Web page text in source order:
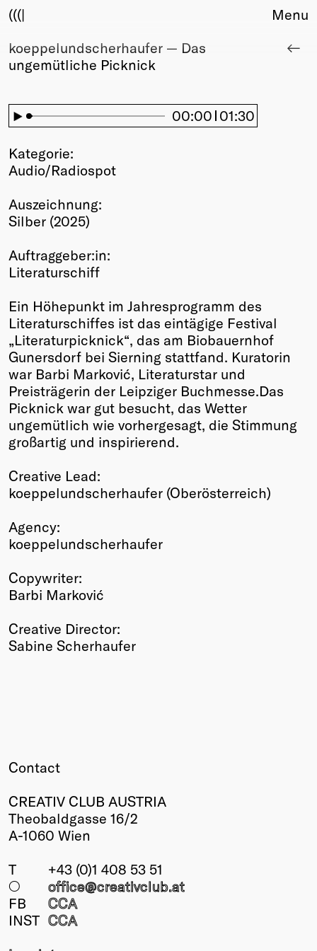
(((|
About
Club
Fair Work
TBD
Events
Past
Info
Members
Friends of Creativity
Winners
2026
Past
Annual
Menu
koeppelundscherhaufer — Das
ungemütliche Picknick
00:00 01:30
Kategorie:
Audio/Radiospot
Auszeichnung:
Silber (2025)
Auftraggeber:in:
Literaturschiff
Ein Höhepunkt im Jahresprogramm des
Literaturschiffes ist das eintägige Festival
„Literaturpicknick“, das am Biobauernhof
Gunersdorf bei Sierning stattfand. Kuratorin
war Barbi Marković, Literaturstar und
Preisträgerin der Leipziger Buchmesse.Das
Picknick war gut besucht, das Wetter
ungemütlich wie vorhergesagt, die Stimmung
großartig und inspirierend.
Creative Lead:
koeppelundscherhaufer (Oberösterreich)
Agency:
koeppelundscherhaufer
Copywriter:
Barbi Marković
Creative Director:
Sabine Scherhaufer
Contact
CREATIV CLUB AUSTRIA
Theobaldgasse 16/2
A-1060 Wien
T
+43 (0)1 408 53 51
○
office@creativclub.at
FB
CCA
INST CCA